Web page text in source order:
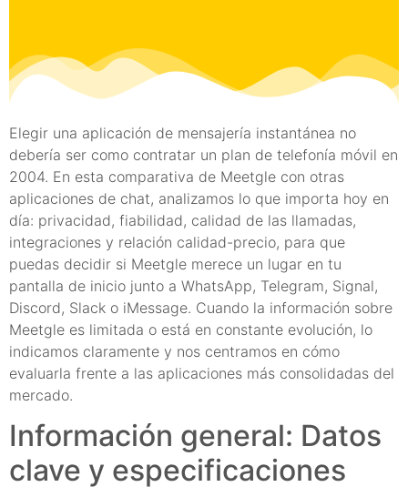
Elegir una aplicación de mensajería instantánea no
debería ser como contratar un plan de telefonía móvil en
2004. En esta comparativa de Meetgle con otras
aplicaciones de chat, analizamos lo que importa hoy en
día: privacidad, fiabilidad, calidad de las llamadas,
integraciones y relación calidad-precio, para que
puedas decidir si Meetgle merece un lugar en tu
pantalla de inicio junto a WhatsApp, Telegram, Signal,
Discord, Slack o iMessage. Cuando la información sobre
Meetgle es limitada o está en constante evolución, lo
indicamos claramente y nos centramos en cómo
evaluarla frente a las aplicaciones más consolidadas del
mercado.
Información general: Datos
clave y especificaciones